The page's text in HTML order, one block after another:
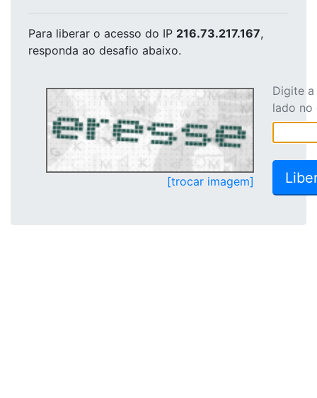
Para liberar o acesso do IP 216.73.217.167,
responda ao desafio abaixo.
[trocar imagem]
Digite
lado no